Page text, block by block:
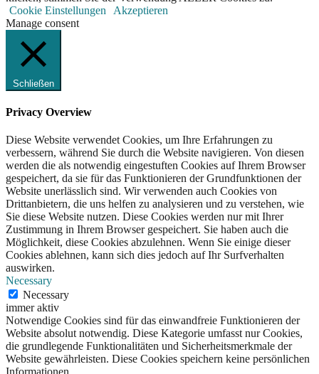
Cookie Einstellungen
Akzeptieren
Manage consent
Schließen
Privacy Overview
Diese Website verwendet Cookies, um Ihre Erfahrungen zu
verbessern, während Sie durch die Website navigieren. Von diesen
werden die als notwendig eingestuften Cookies auf Ihrem Browser
gespeichert, da sie für das Funktionieren der Grundfunktionen der
Website unerlässlich sind. Wir verwenden auch Cookies von
Drittanbietern, die uns helfen zu analysieren und zu verstehen, wie
Sie diese Website nutzen. Diese Cookies werden nur mit Ihrer
Zustimmung in Ihrem Browser gespeichert. Sie haben auch die
Möglichkeit, diese Cookies abzulehnen. Wenn Sie einige dieser
Cookies ablehnen, kann sich dies jedoch auf Ihr Surfverhalten
auswirken.
Necessary
Necessary
immer aktiv
Notwendige Cookies sind für das einwandfreie Funktionieren der
Website absolut notwendig. Diese Kategorie umfasst nur Cookies,
die grundlegende Funktionalitäten und Sicherheitsmerkmale der
Website gewährleisten. Diese Cookies speichern keine persönlichen